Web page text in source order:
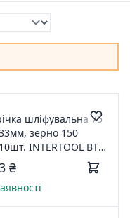
шліфувальна 75
зерно 150
INTERTOOL BT-
₴